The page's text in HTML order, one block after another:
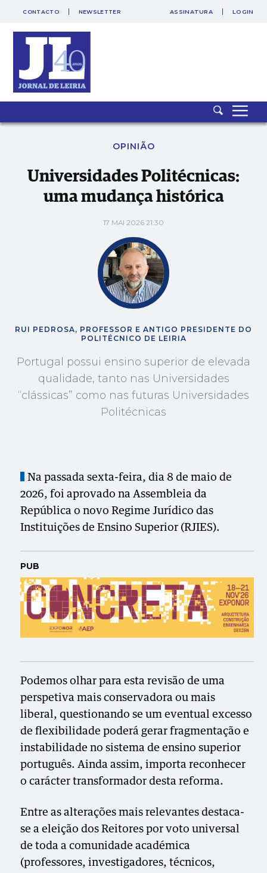
SAIR
CONTACTO NEWSLETTER ASSINATURA LOGIN
Universidades Politécnicas: uma mudança histórica
OPINIÃO
Universidades Politécnicas:
uma mudança histórica
17 MAI 2026 21:30
RUI PEDROSA, PROFESSOR E ANTIGO PRESIDENTE DO
POLITÉCNICO DE LEIRIA
Portugal possui ensino superior de elevada
qualidade, tanto nas Universidades
“clássicas” como nas futuras Universidades
Politécnicas
Na passada sexta-feira, dia 8 de maio de
2026, foi aprovado na Assembleia da
República o novo Regime Jurídico das
Instituições de Ensino Superior (RJIES).
PUB
Podemos olhar para esta revisão de uma
perspetiva mais conservadora ou mais
liberal, questionando se um eventual excesso
de flexibilidade poderá gerar fragmentação e
instabilidade no sistema de ensino superior
português. Ainda assim, importa reconhecer
o carácter transformador desta reforma.
Entre as alterações mais relevantes destaca-
se a eleição dos Reitores por voto universal
de toda a comunidade académica
(professores, investigadores, técnicos,